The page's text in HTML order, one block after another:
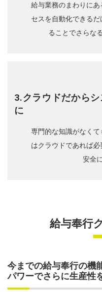
給与業務のまわりに
セスを自動化できる
ることでさらな
3.クラウドだから
に
専門的な知識がなく
はクラウドであれば
安全
給与奉行
今までの給与奉行の機
パワーでさらに生産性